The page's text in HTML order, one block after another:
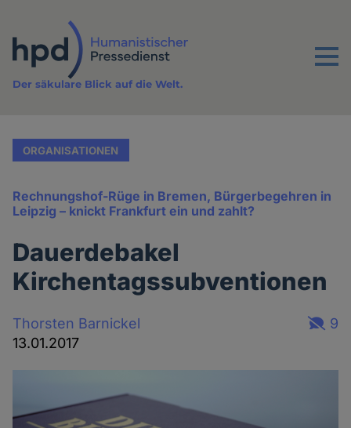
Inhalt
Menu
Der säkulare Blick auf die Welt.
ORGANISATIONEN
Rechnungshof-Rüge in Bremen, Bürgerbegehren in
Leipzig – knickt Frankfurt ein und zahlt?
Dauerdebakel
Kirchentagssubventionen
Thorsten Barnickel
13.01.2017
9